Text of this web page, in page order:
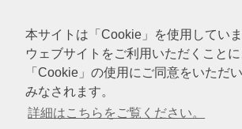
本サイトは「Cookie」を使用していま
ウェブサイトをご利用いただくことに
「Cookie」の使用にご同意をいただ
みなされます。
詳細はこちらをご覧ください。
香港
台湾 高雄
天津
上海 蘇州
広州
ハノイ マニラ
海外不動産投資情報 海外CHINTAI